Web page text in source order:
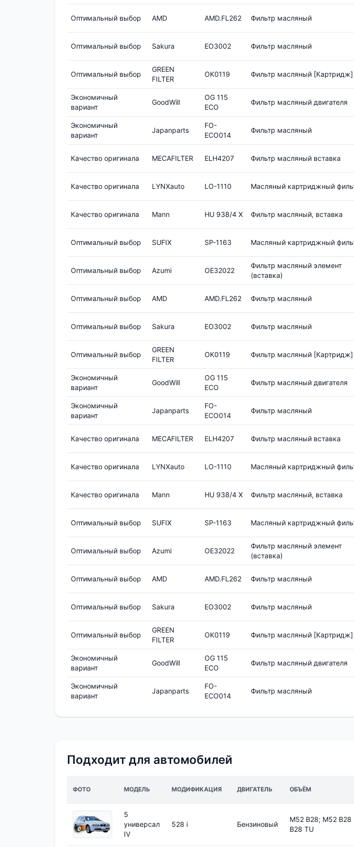
Оптимальный выбор AMD AMD.FL262 Фильтр масляный
Оптимальный выбор Sakura EO3002 Фильтр масляный
Оптимальный выбор
GREEN
FILTER
OK0119 Фильтр масляный [Картридж]
Экономичный
вариант
GoodWill
OG 115
ECO
Фильтр масляный двигателя
Экономичный
вариант
Japanparts
FO-
ECO014
Фильтр масляный
Качество оригинала MECAFILTER ELH4207 Фильтр масляный вставка
Качество оригинала LYNXauto LO-1110 Масляный картриджный
Качество оригинала Mann HU 938/4 X Фильтр масляный, вставка
Оптимальный выбор SUFIX SP-1163 Масляный картриджный
Оптимальный выбор Azumi OE32022
Фильтр масляный элемент
(вставка)
Оптимальный выбор AMD AMD.FL262 Фильтр масляный
Оптимальный выбор Sakura EO3002 Фильтр масляный
Оптимальный выбор
GREEN
FILTER
OK0119 Фильтр масляный [Картридж]
Экономичный
вариант
GoodWill
OG 115
ECO
Фильтр масляный двигателя
Экономичный
вариант
Japanparts
FO-
ECO014
Фильтр масляный
Качество оригинала MECAFILTER ELH4207 Фильтр масляный вставка
Качество оригинала LYNXauto LO-1110 Масляный картриджный
Качество оригинала Mann HU 938/4 X Фильтр масляный, вставка
Оптимальный выбор SUFIX SP-1163 Масляный картриджный
Оптимальный выбор Azumi OE32022
Фильтр масляный элемент
(вставка)
Оптимальный выбор AMD AMD.FL262 Фильтр масляный
Оптимальный выбор Sakura EO3002 Фильтр масляный
Оптимальный выбор
GREEN
FILTER
OK0119 Фильтр масляный [Картридж]
Экономичный
вариант
GoodWill
OG 115
ECO
Фильтр масляный двигателя
Экономичный
вариант
Japanparts
FO-
ECO014
Фильтр масляный
Подходит для автомобилей
ФОТО МОДЕЛЬ МОДИФИКАЦИЯ ДВИГАТЕЛЬ ОБЪЁМ
5
универсал
IV
528 i Бензиновый
M52 B28; M52
B28 TU